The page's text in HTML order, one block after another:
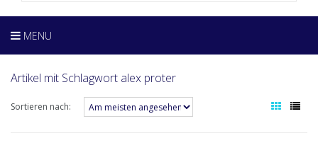
MENU
Artikel mit Schlagwort alex proter
Sortieren nach: